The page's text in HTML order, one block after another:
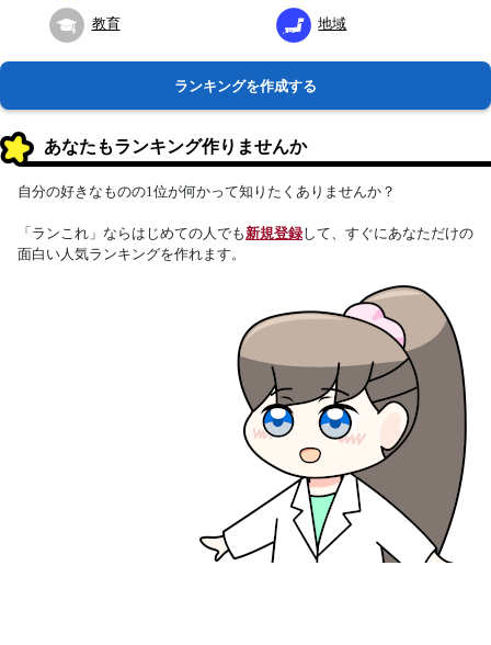
教育 地域
ランキングを作成する
あなたもランキング作りませんか
自分の好きなものの1位が何かって知りたくありませんか？
「ランこれ」ならはじめての人でも新規登録して、すぐにあなただけの
面白い人気ランキングを作れます。